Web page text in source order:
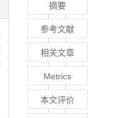
摘要
参考文献
相关文章
Metrics
本文评价